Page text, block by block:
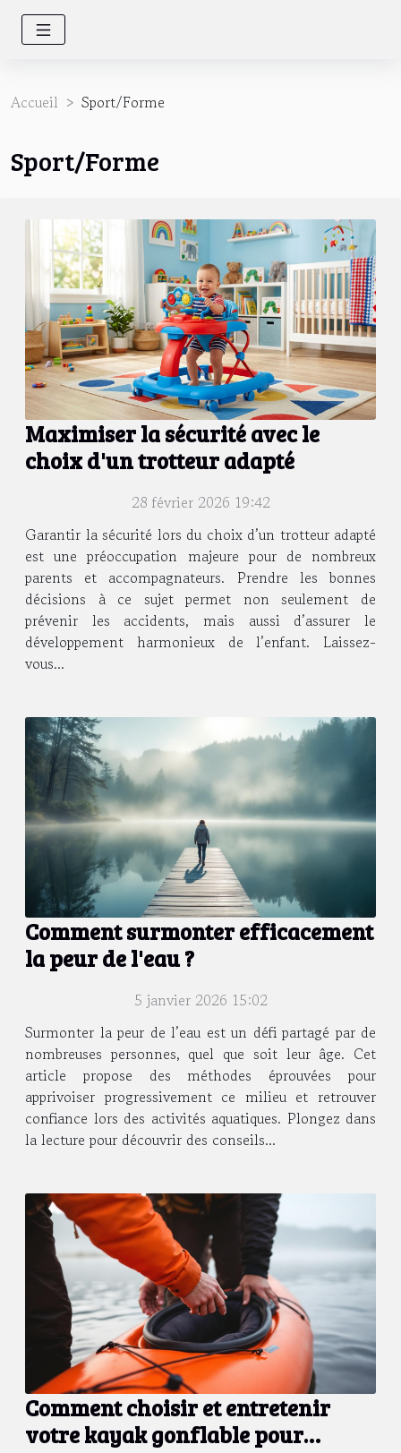
Accueil Sport/Forme
Sport/Forme
Maximiser la sécurité avec le
choix d'un trotteur adapté
28 février 2026 19:42
Garantir la sécurité lors du choix d’un trotteur adapté
est une préoccupation majeure pour de nombreux
parents et accompagnateurs. Prendre les bonnes
décisions à ce sujet permet non seulement de
prévenir les accidents, mais aussi d’assurer le
développement harmonieux de l’enfant. Laissez-
vous...
Comment surmonter efficacement
la peur de l'eau ?
5 janvier 2026 15:02
Surmonter la peur de l’eau est un défi partagé par de
nombreuses personnes, quel que soit leur âge. Cet
article propose des méthodes éprouvées pour
apprivoiser progressivement ce milieu et retrouver
confiance lors des activités aquatiques. Plongez dans
la lecture pour découvrir des conseils...
Comment choisir et entretenir
votre kayak gonflable pour